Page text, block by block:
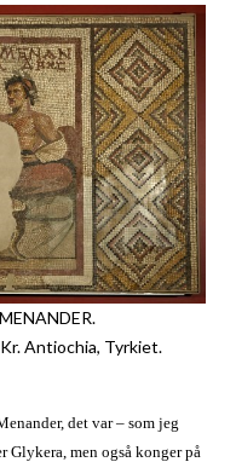
Antiochia, Tyrkiet.
det var – som jeg
men også konger på